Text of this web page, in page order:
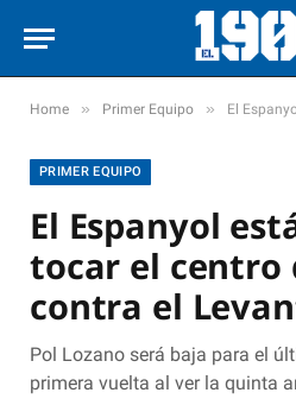
Home » Primer Equipo » El Espanyol está
PRIMER EQUIPO
El Espanyol
tocar el centro
contra el
Pol Lozano será baja para el
primera vuelta al ver la quinta